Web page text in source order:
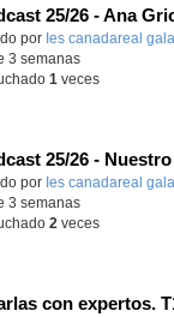
por Ies canadareal
3 semanas
1 veces
25/26 -
por Ies canadareal
3 semanas
2 veces